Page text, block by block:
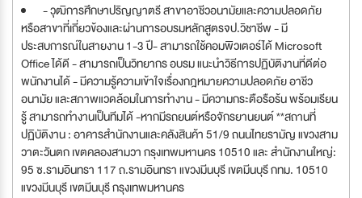
- วุฒิการศึกษาปริญญาตรี สาขาอาชีวอนามัยและความปลอดภัย
หรือสาขาที่เกี่ยวข้องและผ่านการอบรมหลักสูตรจป.วิชาชีพ - มี
ประสบการณ์ในสายงาน 1-3 ปี- สามารถใช้คอมพิวเตอร์ได้ Microsoft
Office ได้ดี - สามารถเป็นวิทยากร อบรม แนะนำวิธีการปฏิบัติงานที่ดีต่อ
พนักงานได้ - มีความรู้ความเข้าใจเรื่องกฎหมายความปลอดภัย อาชีว
อนามัย และสภาพแวดล้อมในการทำงาน - มีความกระตือรือร้น พร้อมเรียน
รู้ สามารถทำงานเป็นทีมได้ -หากมีรถยนต์หรือจักรยานยนต์ **สถานที่
ปฏิบัติงาน : อาคารสำนักงานและคลังสินค้า 51/9 ถนนไทยรามัญ แขวงสาม
วาตะวันตก เขตคลองสามวา กรุงเทพมหานคร 10510 และ สำนักงานใหญ่:
95 ซ.รามอินทรา 117 ถ.รามอินทรา แขวงมีนบุรี เขตมีนบุรี กทม. 10510
แขวงมีนบุรี เขตมีนบุรี กรุงเทพมหานคร